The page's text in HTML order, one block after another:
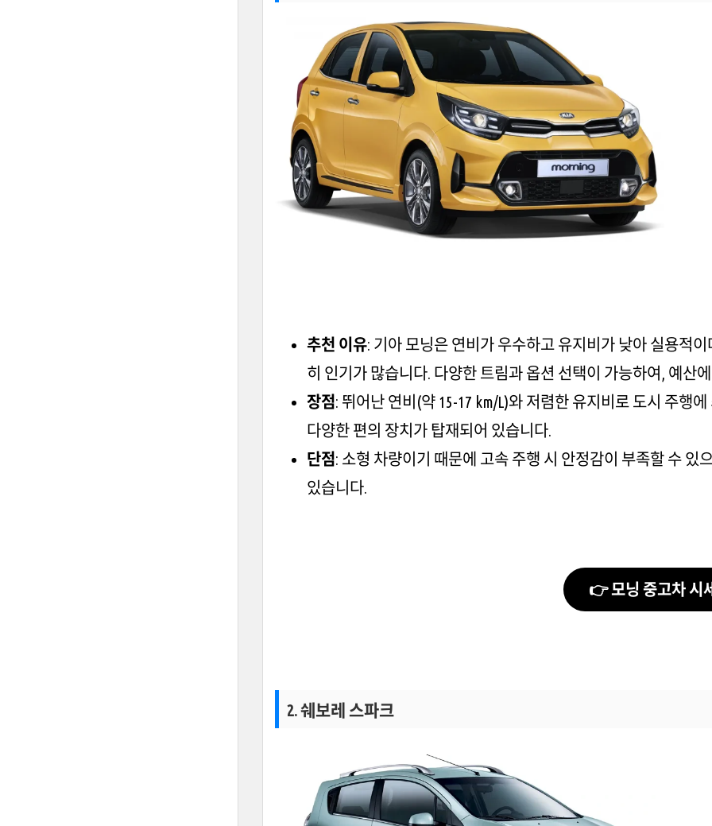
추천 이유: 기아 모닝은 연비가 우수하고 유지비가 낮아 실용적
히 인기가 많습니다. 다양한 트림과 옵션 선택이 가능하여, 예산
장점: 뛰어난 연비(약 15-17 km/L)와 저렴한 유지비로 도시 주행
다양한 편의 장치가 탑재되어 있습니다.
단점: 소형 차량이기 때문에 고속 주행 시 안정감이 부족할 수 있
있습니다.
👉 모닝 중고차 시
2. 쉐보레 스파크